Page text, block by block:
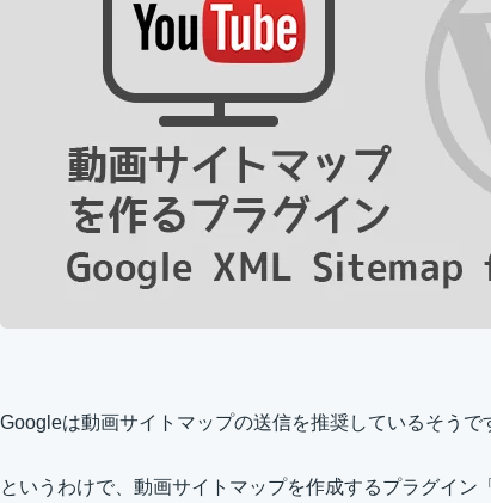
Googleは動画サイトマップの送信を推奨しているそうで
というわけで、動画サイトマップを作成するプラグイン「